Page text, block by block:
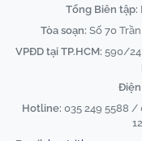
Tổng Biên tập:
Tòa soạn: Số 70
VPĐD tại TP.HCM: 590/24
Điện
Hotline: 035 249 5588 /